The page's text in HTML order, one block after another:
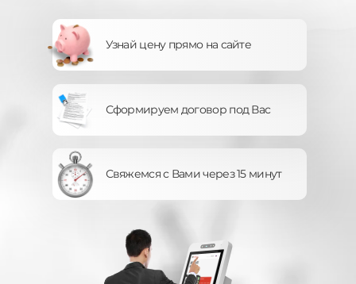
Узнай цену прямо на сайте
Сформируем договор под Вас
Свяжемся с Вами через 15 минут